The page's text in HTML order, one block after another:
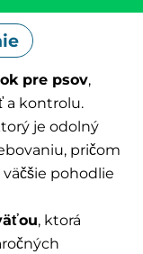
pre psov,
a kontrolu.
je odolný
pričom
pohodlie
, ktorá